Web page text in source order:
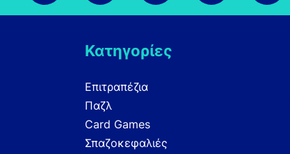
Κατηγορίες
Επιτραπέζια
Παζλ
Card Games
Σπαζοκεφαλιές